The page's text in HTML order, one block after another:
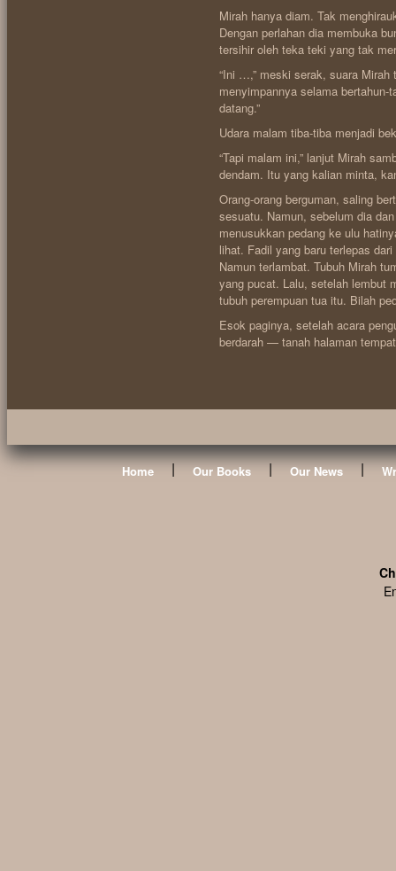
Mirah hanya diam. Tak
Dengan perlahan dia membuka
tersihir oleh teka teki yang tak
“Ini …,” meski serak, suara Mirah
menyimpannya selama
datang.”
Udara malam tiba-tiba menjadi
“Tapi malam ini,” lanjut Mirah
dendam. Itu yang kalian minta,
Orang-orang berguman, saling
sesuatu. Namun, sebelum dia
menusukkan pedang ke ulu
lihat. Fadil yang baru terlepas
Namun terlambat. Tubuh Mirah
yang pucat. Lalu, setelah lembut
tubuh perempuan tua itu. Bilah
Esok paginya, setelah acara
berdarah — tanah halaman
Home | Our Books | Our News |